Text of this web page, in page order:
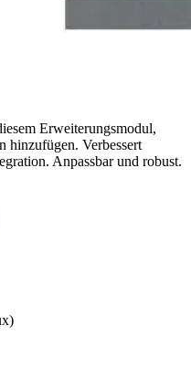
Erweiterungsmodul,
hinzufügen. Verbessert
Anpassbar und robust.